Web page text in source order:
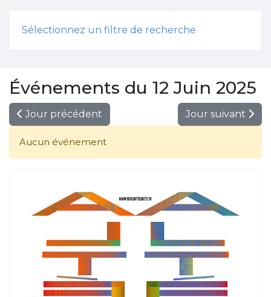
Sélectionnez un filtre de recherche
Événements du 12 Juin 2025
Jour précédent Jour suivant
Aucun événement